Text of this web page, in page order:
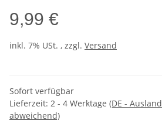
9,99 €
inkl. 7% USt. , zzgl. Versand
Sofort verfügbar
Lieferzeit: 2 - 4 Werktage (DE - Ausland
abweichend)